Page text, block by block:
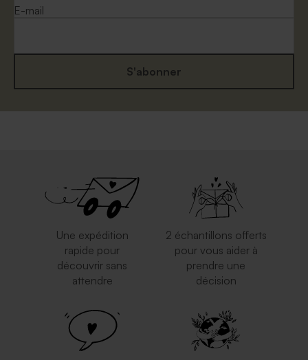
Enveloppe crème Enveloppe rouge
E-mail
S'abonner
Une expédition
rapide pour
découvrir sans
attendre
2 échantillons offerts
pour vous aider à
prendre une
décision